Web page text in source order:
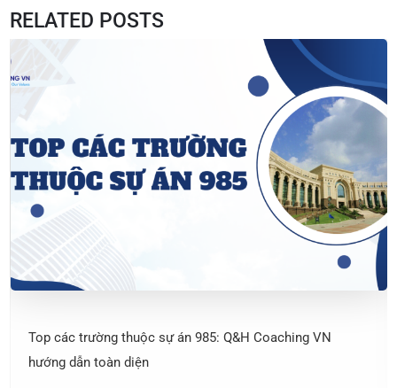
RELATED POSTS
Top các trường thuộc sự án 985: Q&H Coaching VN
hướng dẫn toàn diện